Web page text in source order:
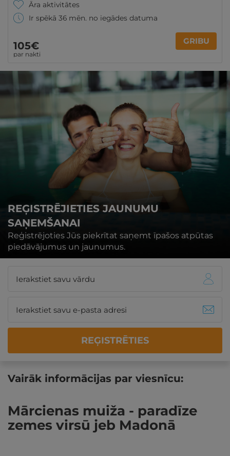
Āra aktivitātes
Ir spēkā 36 mēn. no iegādes datuma
105€
par nakti
GRIBU
REĢISTRĒJIETIES JAUNUMU
SAŅEMŠANAI
Reģistrējoties Jūs piekrītat saņemt īpašos atpūtas
piedāvājumus un jaunumus.
REĢISTRĒTIES
Vairāk informācijas par viesnīcu:
Mārcienas muiža - paradīze
zemes virsū jeb Madonā